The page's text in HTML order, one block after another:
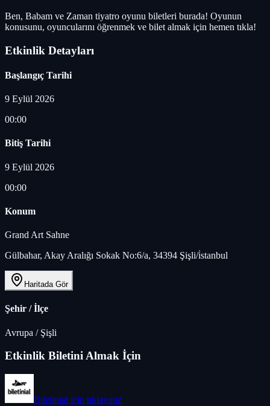
Ben, Babam ve Zaman tiyatro oyunu biletleri burada! Oyunun
konusunu, oyuncularını öğrenmek ve bilet almak için hemen tıkla!
Etkinlik Detayları
Başlangıç Tarihi
9 Eylül 2026
00:00
Bitiş Tarihi
9 Eylül 2026
00:00
Konum
Grand Art Sahne
Gülbahar, Akay Aralığı Sokak No:6/a, 34394 Şişli/i̇stanbul
Haritada Gör
Şehir / İlçe
Avrupa / Şişli
Etkinlik Biletini Almak İçin
Biletinial için tıklayınız